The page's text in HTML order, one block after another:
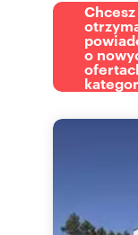
Chcesz
o